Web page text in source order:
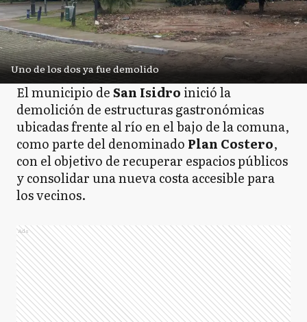
Uno de los dos ya fue demolido
El municipio deSan Isidro inició la
demolición de estructuras gastronómicas
ubicadas frente al río en el bajo de la comuna,
como parte del denominado Plan Costero,
con el objetivo de recuperar espacios públicos
y consolidar una nueva costa accesible para
los vecinos.
Ads